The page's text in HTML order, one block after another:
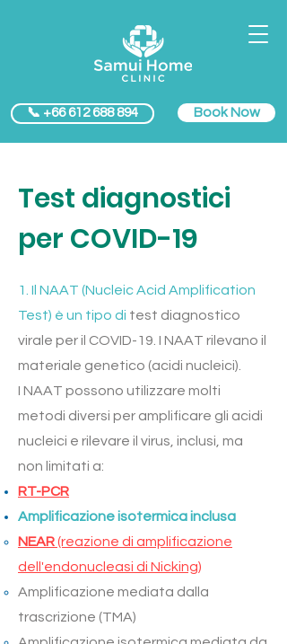
📞 +66 612 688 894 Book Now
Test diagnostici
per COVID-19
1. Il NAAT (Nucleic Acid Amplification
Test) è un tipo di test diagnostico
virale per il COVID-19. I NAAT rilevano il
materiale genetico (acidi nucleici).
I NAAT possono utilizzare molti
metodi diversi per amplificare gli acidi
nucleici e rilevare il virus, inclusi, ma
non limitati a:
RT-PCR
Amplificazione isotermica inclusa
NEAR(reazione di amplificazione
dell'endonucleasi di Nicking)
Amplificazione mediata dalla
trascrizione (TMA)